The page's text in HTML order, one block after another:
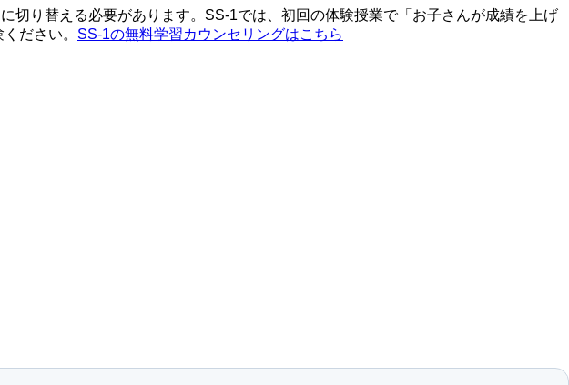
切り替える必要があります。SS-1では、初回の体験授業で「お子さんが成績を上げ
ださい。 SS-1の無料学習カウンセリングはこちら